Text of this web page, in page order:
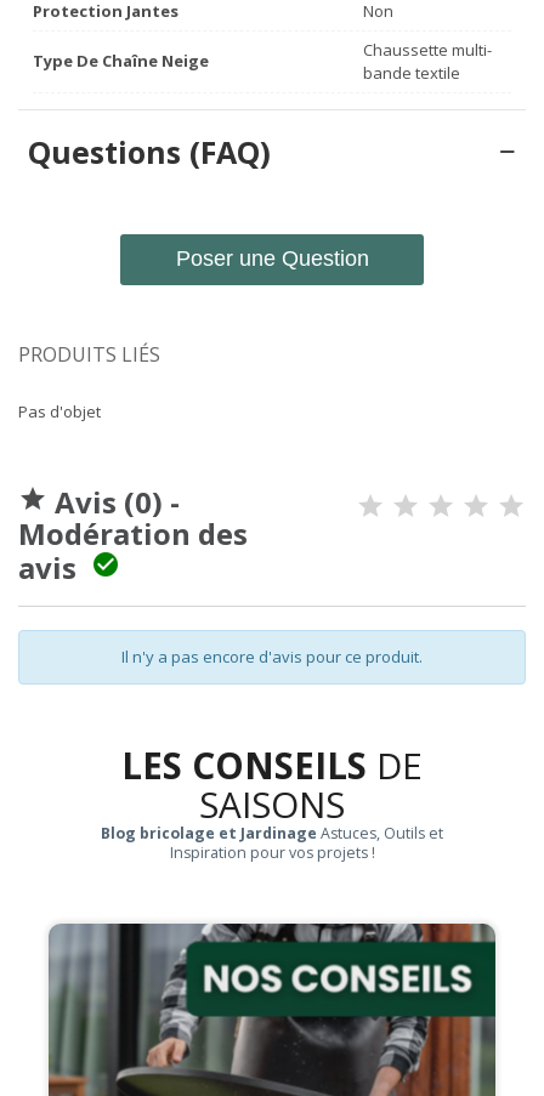
Protection Jantes Non
Type De Chaîne Neige
Chaussette multi-
bande textile
Questions (FAQ)
Poser une Question
PRODUITS LIÉS
Pas d'objet
 Avis (0) -
Modération des
avis

Il n'y a pas encore d'avis pour ce produit.
LES CONSEILS DE
SAISONS
Blog bricolage et Jardinage Astuces, Outils et
Inspiration pour vos projets !